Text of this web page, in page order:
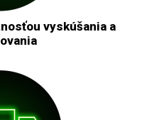
vyskúšania a